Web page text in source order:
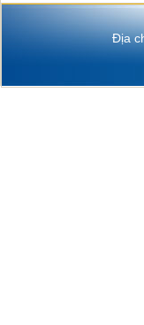
Địa